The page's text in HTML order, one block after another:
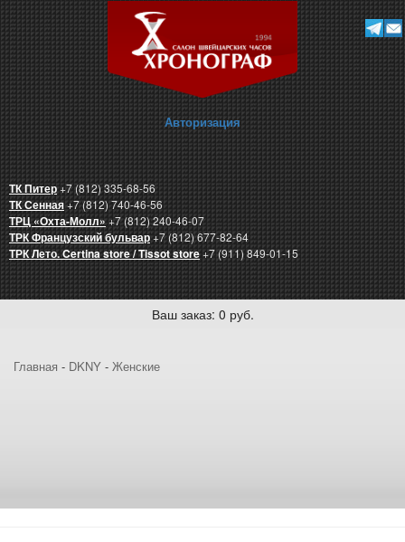
Авторизация
ТК Питер+7 (812) 335-68-56
ТК Сенная+7 (812) 740-46-56
ТРЦ «Охта-Молл»+7 (812) 240-46-07
ТРК Французский бульвар+7 (812) 677-82-64
ТРК Лето. Certina store / Tissot store+7 (911) 849-01-15
Ваш заказ: 0 руб.
Главная - DKNY - Женские